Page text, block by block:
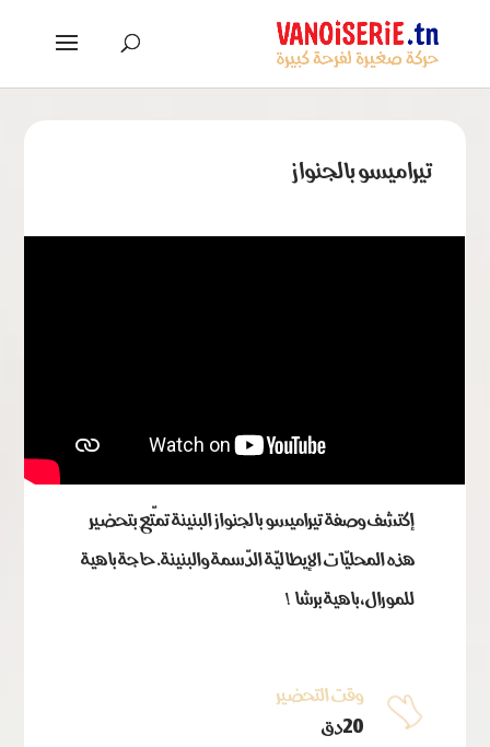
تيراميسو بالجنواز
إكتشف وصفة تيراميسو بالجنواز البنينة تمتّع بتحضير
هذه المحليّات الإيطاليّة الدّسمة والبنينة. حاجة باهية
للمورال، باهية برشا !
وقت التحضير
20دق